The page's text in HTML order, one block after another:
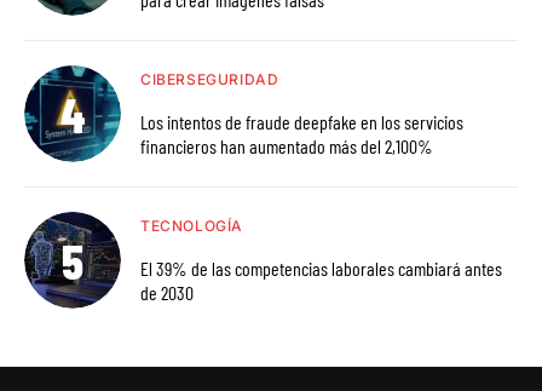
CIBERSEGURIDAD
Los intentos de fraude deepfake en los servicios
financieros han aumentado más del 2,100%
TECNOLOGÍA
El 39% de las competencias laborales cambiará antes
de 2030